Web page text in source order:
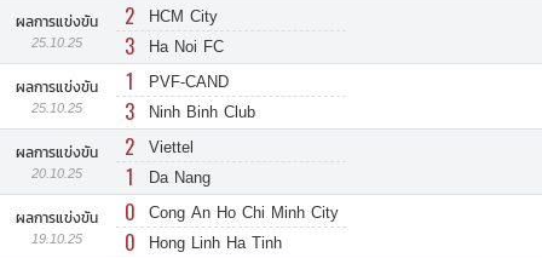
ผลการแข่งขัน
25.10.25
2 HCM City
3 Ha Noi FC
ผลการแข่งขัน
25.10.25
1 PVF-CAND
3 Ninh Binh Club
ผลการแข่งขัน
20.10.25
2 Viettel
1 Da Nang
ผลการแข่งขัน
19.10.25
0 Cong An Ho Chi Minh City
0 Hong Linh Ha Tinh